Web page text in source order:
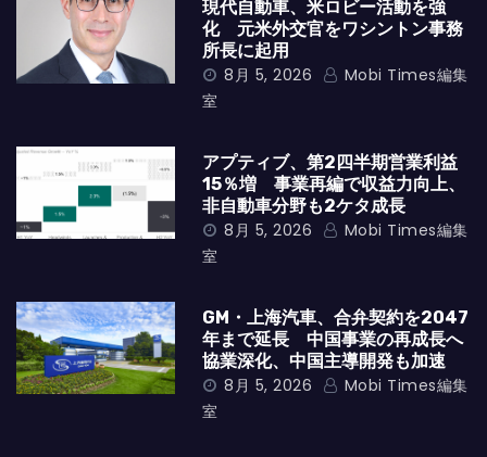
現代自動車、米ロビー活動を強
化 元米外交官をワシントン事務
所長に起用
8月 5, 2026
Mobi Times編集
室
アプティブ、第2四半期営業利益
15％増 事業再編で収益力向上、
非自動車分野も2ケタ成長
8月 5, 2026
Mobi Times編集
室
GM・上海汽車、合弁契約を2047
年まで延長 中国事業の再成長へ
協業深化、中国主導開発も加速
8月 5, 2026
Mobi Times編集
室